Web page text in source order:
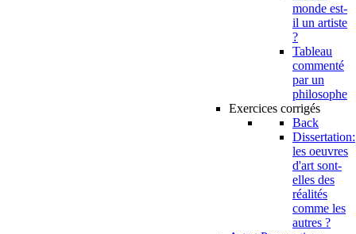
monde est-
il un artiste
?
Tableau
commenté
par un
philosophe
Exercices corrigés
Back
Dissertation:
les oeuvres
d'art sont-
elles des
réalités
comme les
autres ?